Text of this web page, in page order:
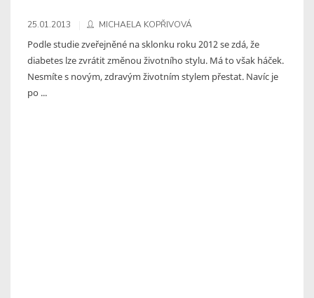
25.01.2013 MICHAELA KOPŘIVOVÁ
Podle studie zveřejněné na sklonku roku 2012 se zdá, že
diabetes lze zvrátit změnou životního stylu. Má to však háček.
Nesmíte s novým, zdravým životním stylem přestat. Navíc je
po ...